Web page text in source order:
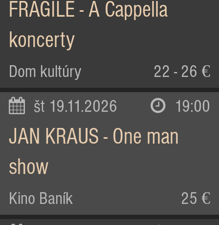
FRAGILE - A Cappella
koncerty
Dom kultúry 22 - 26 €
št 19.11.2026 19:00
JAN KRAUS - One man
show
Kino Baník 25 €